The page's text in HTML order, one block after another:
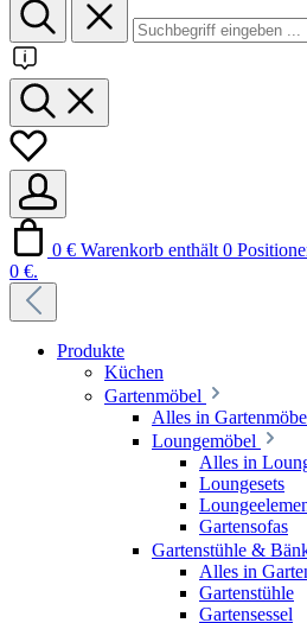
0 € Warenkorb enthält 0
0 €.
Produkte
Küchen
Gartenmöbel
Alles in
Loungemöbel
Alles in
Loungesets
Gartensofas
Gartenstühle &
Alles in
Gartenstühle
Gartensessel